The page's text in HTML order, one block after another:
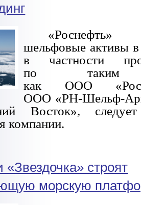
«Роснефть»
шельфовые активы
в частности
по таким
как ООО
ООО «РН-Шельф-
Восток»,
компании.
строят
морскую